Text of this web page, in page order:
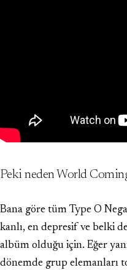
Peki neden World
Bana göre tüm Type O
kanlı, en depresif ve belki
albüm olduğu için. Eğer
dönemde grup elemanları